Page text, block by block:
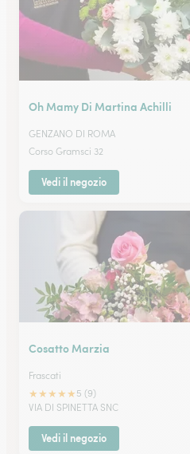
Oh Mamy Di Martina Achilli
GENZANO DI ROMA
Corso Gramsci 32
Vedi il negozio
Cosatto Marzia
Frascati
★★★★★ 5 (9)
VIA DI SPINETTA SNC
Vedi il negozio